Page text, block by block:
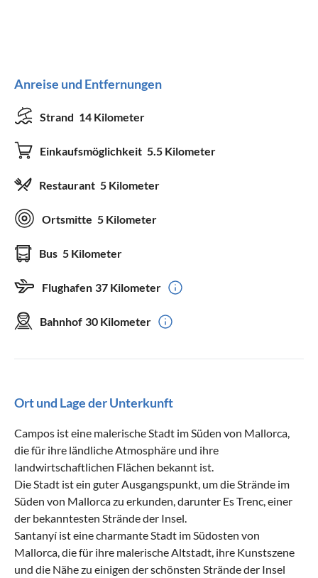
Anreise und Entfernungen
Strand 14 Kilometer
Einkaufsmöglichkeit 5.5 Kilometer
Restaurant 5 Kilometer
Ortsmitte 5 Kilometer
Bus 5 Kilometer
Flughafen 37 Kilometer
Bahnhof 30 Kilometer
Ort und Lage der Unterkunft
Campos ist eine malerische Stadt im Süden von Mallorca,
die für ihre ländliche Atmosphäre und ihre
landwirtschaftlichen Flächen bekannt ist.
Die Stadt ist ein guter Ausgangspunkt, um die Strände im
Süden von Mallorca zu erkunden, darunter Es Trenc, einer
der bekanntesten Strände der Insel.
Santanyí ist eine charmante Stadt im Südosten von
Mallorca, die für ihre malerische Altstadt, ihre Kunstszene
und die Nähe zu einigen der schönsten Strände der Insel